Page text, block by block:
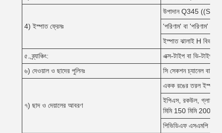
4) ইস্পাত ফ্রেমঃ
উপাদান Q345
'পরিণাম' বা 'পরিণাম'
ইস্পাত ঝালাই H
৫. ব্র্যাঞ্চিং:
এক্স-টাইপ বা ভি-টাইপ
৬) দেওয়াল ও ছাদের পুলিনঃ
সি সেকশন চ্যানেল বা
৭) ছাদ ও দেয়ালের আবরণ
একক রঙের তরল
ইপিএস, রকউল, গ্লাসউল,
মিমি 150 মিমি 200
পিভিডিএফ এসএমপি